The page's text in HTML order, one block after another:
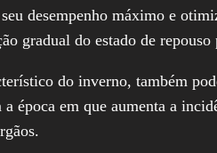
desempenho máximo e
gradual do estado de
do inverno, também
época em que aumenta a